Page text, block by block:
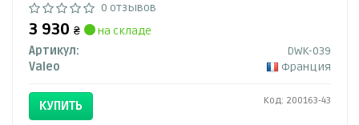
0 отзывов
3 930 ₴
на складе
Артикул:
DWK-039
Valeo
Франция
КУПИТЬ Код: 200163-43